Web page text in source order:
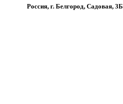
Россия, г. Белгород, Садовая, 3Б